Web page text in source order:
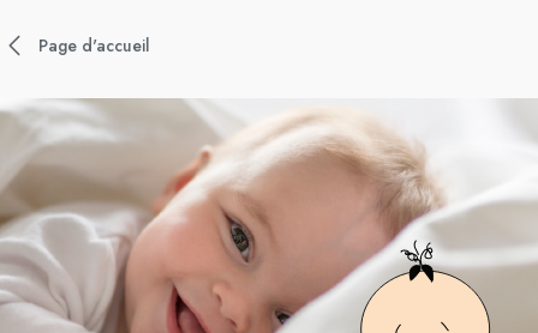
Page d'accueil